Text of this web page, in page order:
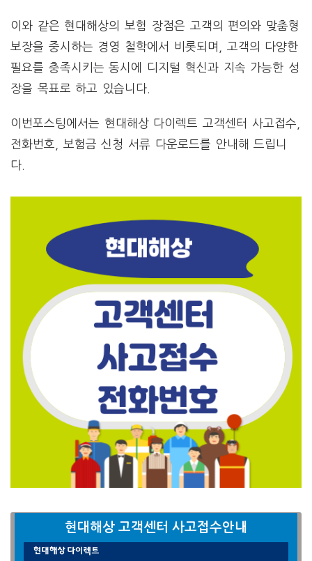
이와 같은 현대해상의 보험 장점은 고객의 편의와 맞춤형
보장을 중시하는 경영 철학에서 비롯되며, 고객의 다양한
필요를 충족시키는 동시에 디지털 혁신과 지속 가능한 성
장을 목표로 하고 있습니다.
이번포스팅에서는 현대해상 다이렉트 고객센터 사고접수,
전화번호, 보험금 신청 서류 다운로드를 안내해 드립니
다.
현대해상 고객센터 사고접수안내